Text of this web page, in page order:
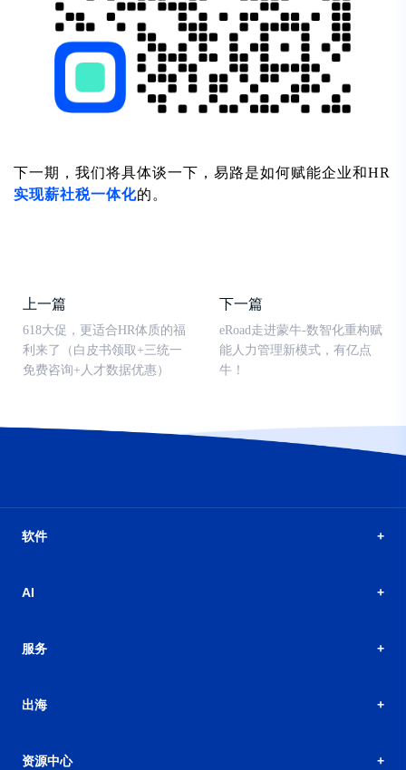
下一期，我们将具体谈一下，易路是如何赋能企业和HR
实现薪社税一体化的。
上一篇
618大促，更适合HR体质的福
利来了（白皮书领取+三统一
免费咨询+人才数据优惠）
下一篇
eRoad走进蒙牛-数智化重构赋
能人力管理新模式，有亿点
牛！
软件
AI
服务
出海
资源中心